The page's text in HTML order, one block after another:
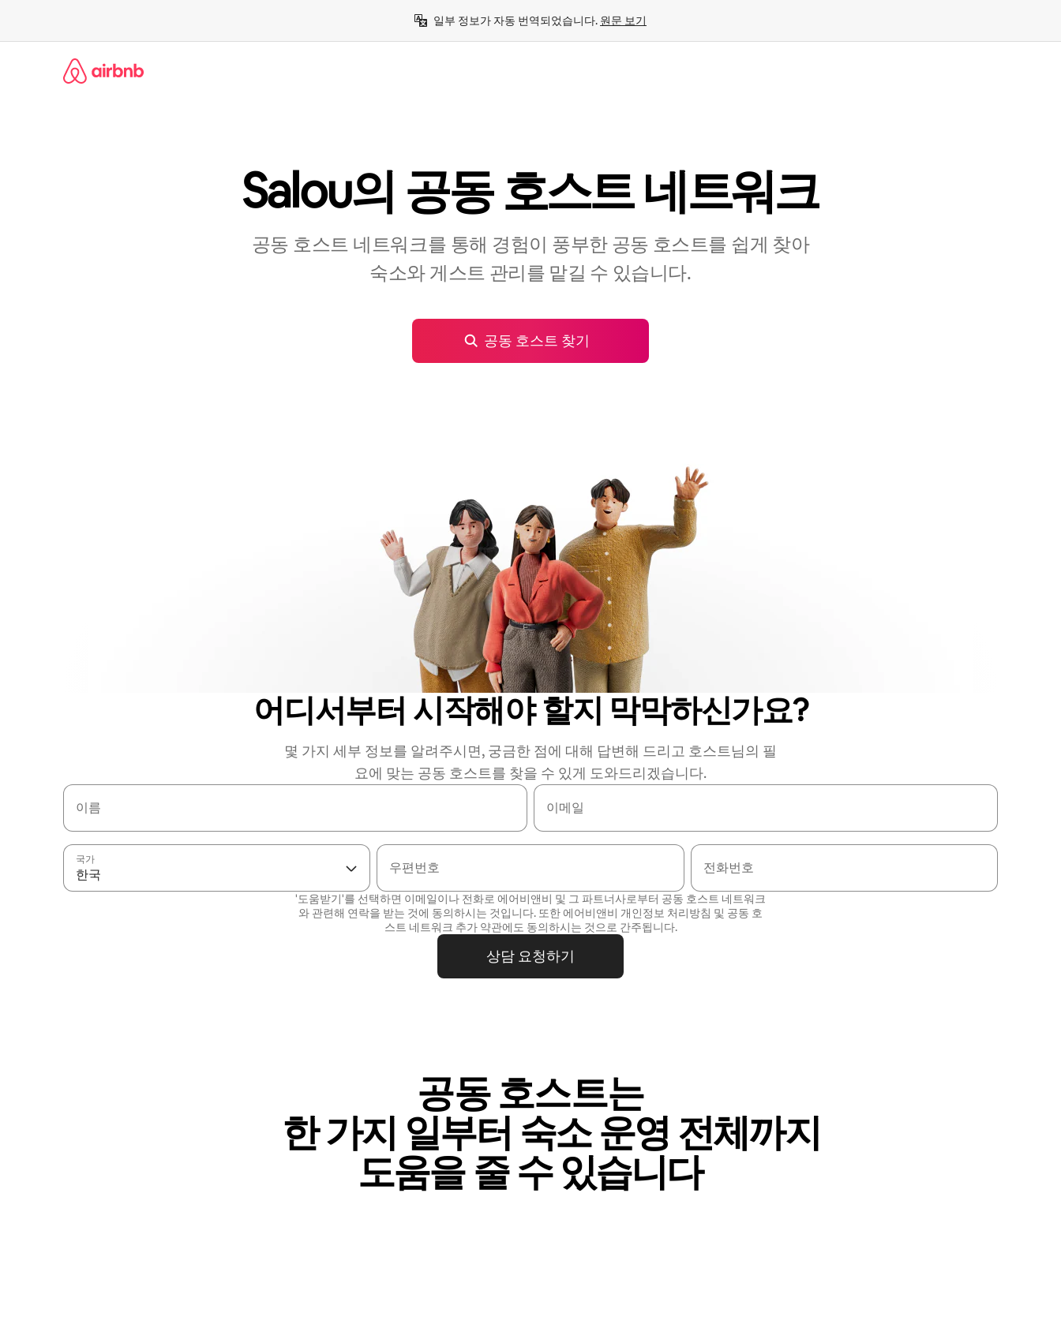
츠
일부 정보가 자동 번역되었습니다. 원문 보기
Salou의 공⁠동 호⁠스⁠트 네⁠트⁠워⁠크
공동 호스트 네트워크를 통해 경험이 풍부한 공⁠동 호⁠스⁠트⁠를 쉽⁠게 찾⁠아
숙⁠소⁠와 게⁠스⁠트 관⁠리⁠를 맡⁠길 수 있⁠습⁠니⁠다⁠.
공동 호스트 찾기
어디서부터 시작해야 할지 막막하신가요?
몇 가지 세부 정보를 알려주시면, 궁금한 점에 대해 답변해 드리고 호스트님의 필
요에 맞는 공동 호스트를 찾을 수 있게 도와드리겠습니다.
이름 이메일
국가
한국 우편번호 전화번호
'도움받기'를 선택하면 이메일이나 전화로 에어비앤비 및 그 파트너사로부터 공동 호스트 네트워크
와 관련해 연락을 받는 것에 동의하시는 것입니다. 또한 에어비앤비 개인정보 처리방침 및 공동 호
스트 네트워크 추가 약관에도 동의하시는 것으로 간주됩니다.
상담 요청하기
공동 호스트는
한 가⁠지 일⁠부⁠터 숙⁠소 운⁠영 전⁠체⁠까⁠지
도⁠움⁠을 줄 수 있⁠습⁠니⁠다